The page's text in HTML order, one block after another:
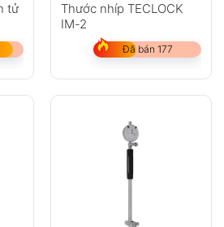
tử
Thước nhíp TECLOCK
IM-2
Đã bán 177